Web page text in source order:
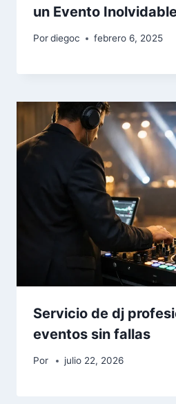
un Evento
Pordiegoc febrero 6, 2025
Servicio de dj
eventos sin fallas
Por julio 22, 2026